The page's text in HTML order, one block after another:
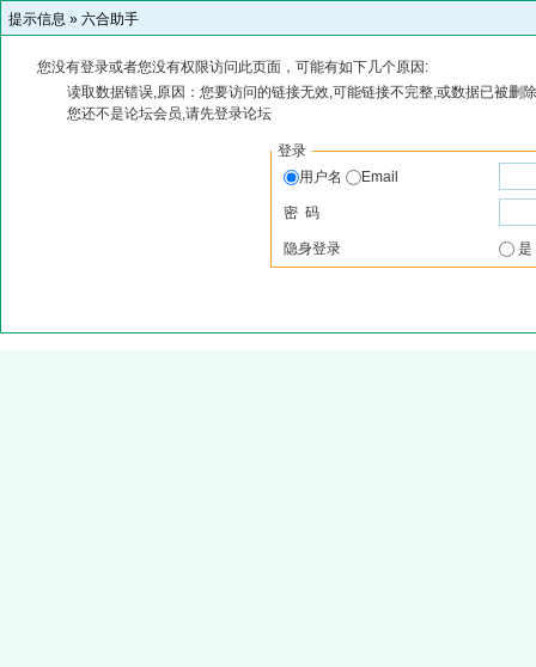
提示信息 » 六合助手
您没有登录或者您没有权限访问此页面，可能有如下几个原因:
读取数据错误,原因：您要访问的链接无效,可能链接不完整,或数据已被删
您还不是论坛会员,请先登录论坛
登录
用户名
Email
密 码
隐身登录